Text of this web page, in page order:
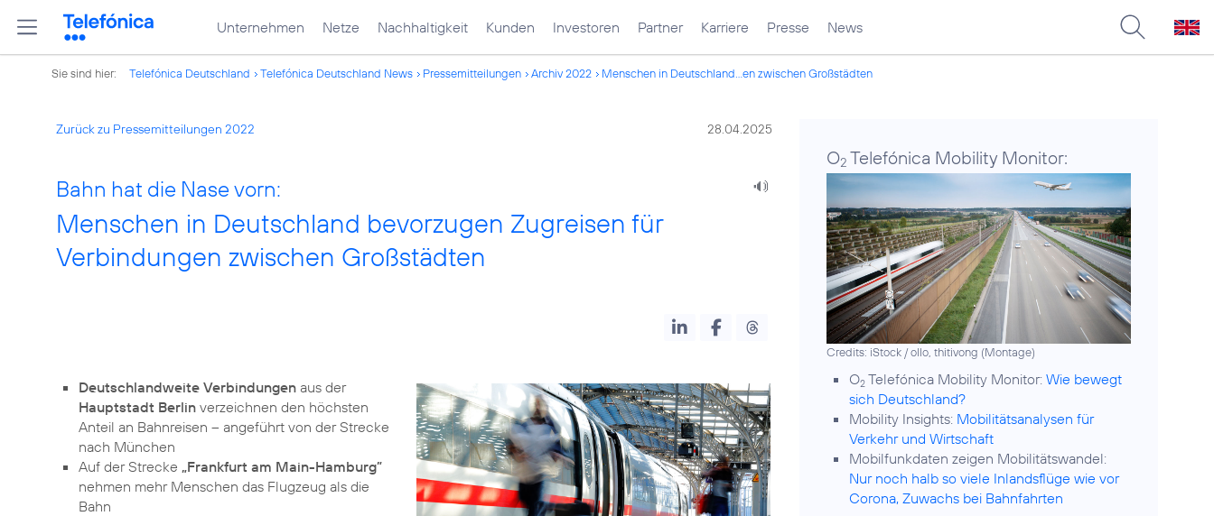
Unternehmen Netze Nachhaltigkeit Kunden Investoren Partner Karriere Presse News
Sie sind hier: Telefónica Deutschland Telefónica Deutschland News Pressemitteilungen Archiv 2022 Menschen in Deutschland...en zwischen Großstädten
Zurück zu Pressemitteilungen 2022 28.04.2025
Bahn hat die Nase vorn:
Menschen in Deutschland bevorzugen Zugreisen für
Verbindungen zwischen Großstädten
Deutschlandweite Verbindungen aus der
Hauptstadt Berlin verzeichnen den höchsten
Anteil an Bahnreisen – angeführt von der Strecke
nach München
Auf der Strecke „Frankfurt am Main-Hamburg”
nehmen mehr Menschen das Flugzeug als die
Bahn
O2 Telefónica Mobility Monitor:
Credits: iStock / ollo, thitivong (Montage)
O2 Telefónica Mobility Monitor:Wie bewegt
sich Deutschland?
Mobility Insights: Mobilitätsanalysen für
Verkehr und Wirtschaft
Mobilfunkdaten zeigen Mobilitätswandel:
Nur noch halb so viele Inlandsflüge wie vor
Corona, Zuwachs bei Bahnfahrten